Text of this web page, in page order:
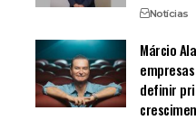
Notícias
Márcio
definir